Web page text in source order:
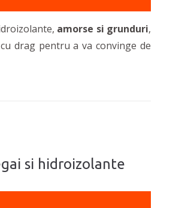
amorse si grunduri,
drag pentru a va convinge de
si hidroizolante